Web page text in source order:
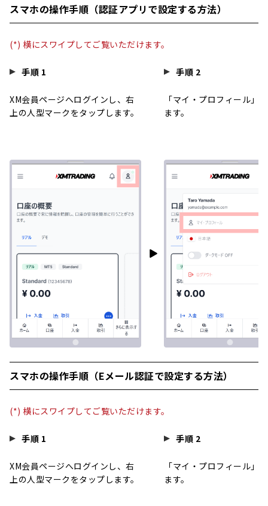
スマホの操作手順（認証アプリで設定する方法）
(*) 横にスワイプしてご覧いただけます。
手順 1
XM会員ページへログインし、右
上の人型マークをタップします。
手順 2
「マイ・プロフィール」
ます。
スマホの操作手順（Eメール認証で設定する方法）
(*) 横にスワイプしてご覧いただけます。
手順 1
XM会員ページへログインし、右
上の人型マークをタップします。
手順 2
「マイ・プロフィール」
ます。